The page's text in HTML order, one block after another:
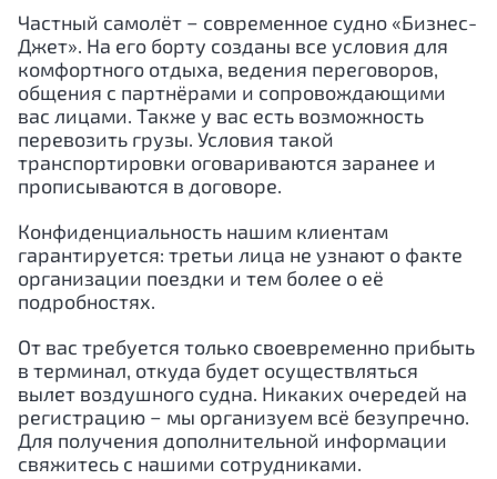
Частный самолёт − современное судно «Бизнес-
Джет». На его борту созданы все условия для
комфортного отдыха, ведения переговоров,
общения с партнёрами и сопровождающими
вас лицами. Также у вас есть возможность
перевозить грузы. Условия такой
транспортировки оговариваются заранее и
прописываются в договоре.
Конфиденциальность нашим клиентам
гарантируется: третьи лица не узнают о факте
организации поездки и тем более о её
подробностях.
От вас требуется только своевременно прибыть
в терминал, откуда будет осуществляться
вылет воздушного судна. Никаких очередей на
регистрацию − мы организуем всё безупречно.
Для получения дополнительной информации
свяжитесь с нашими сотрудниками.